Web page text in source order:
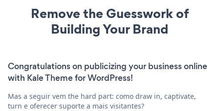
Remove the Guesswork of
Building Your Brand
Congratulations on publicizing your business online
with Kale Theme for WordPress!
Mas a seguir vem the hard part: como draw in, captivate,
turn e oferecer suporte a mais visitantes?